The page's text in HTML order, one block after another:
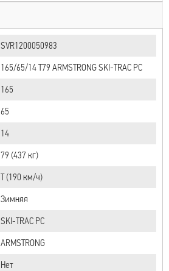
SVR1200050983
165/65/14 T79 ARMSTRONG SKI-TRAC PC
165
65
14
79 (437 кг)
T (190 км/ч)
Зимняя
SKI-TRAC PC
ARMSTRONG
Нет